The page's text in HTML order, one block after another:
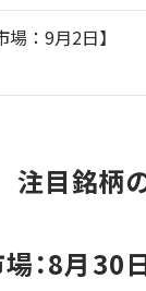
場：9月2日】
目銘柄
場：8月30日